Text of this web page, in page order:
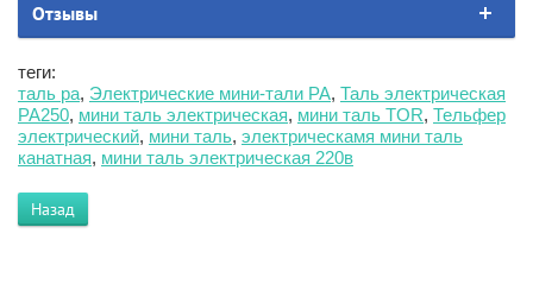
Отзывы
теги:
таль ра, Электрические мини-тали РА, Таль электрическая
РА250, мини таль электрическая, мини таль TOR, Тельфер
электрический, мини таль, электрическамя мини таль
канатная, мини таль электрическая 220в
Назад